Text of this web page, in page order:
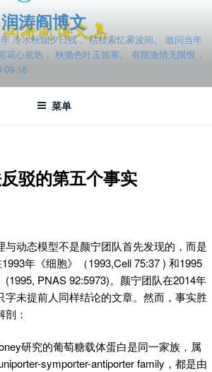
涛阎博文
年 冷水秋烟夕日残， 枯枝索忆雾波间。 敢问当年
花心底热， 秋抛色叶玉笛寒。 有限激情无限恨，
09-16
菜单
驳的第五个事实
与动态模型不是颜宁团队首先发现的，而是
年《细胞》（1993,Cell 75:37 ) 和1995
PNAS 92:5973)。颜宁团队在2014年
字未提前人同样结论的文章。然而，事实胜
：
研究的葡萄糖载体蛋白是同一家族，属
symporter-antiporter family，都是由